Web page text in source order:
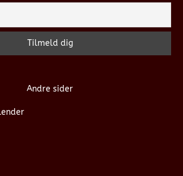
Andre sider